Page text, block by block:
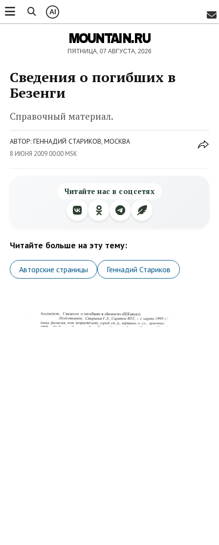
AI
MOUNTAIN.RU
ПЯТНИЦА, 07 АВГУСТА, 2026
Сведения о погибших в
Безенги
Справочный материал.
АВТОР: ГЕННАДИЙ СТАРИКОВ, МОСКВА
8 ИЮНЯ 2009 00:00 MSK
Читайте нас в соцсетях
Читайте больше на эту тему:
Авторские страницы Геннадий Стариков